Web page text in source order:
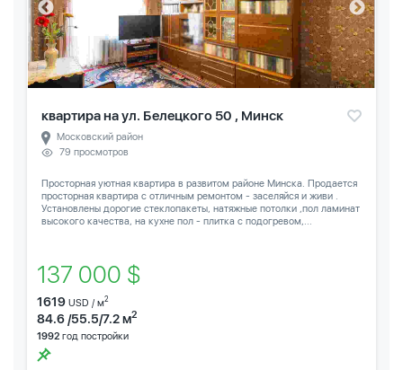
квартира на ул. Белецкого 50 , Минск
Московский район
79 просмотров
Просторная уютная квартира в развитом районе Минска. Продается
просторная квартира с отличным ремонтом - заселяйся и живи .
Установлены дорогие стеклопакеты, натяжные потолки ,пол ламинат
высокого качества, на кухне пол - плитка с подогревом,...
137 000 $
1619 USD / м2
84.6 /55.5/7.2 м2
1992 год постройки